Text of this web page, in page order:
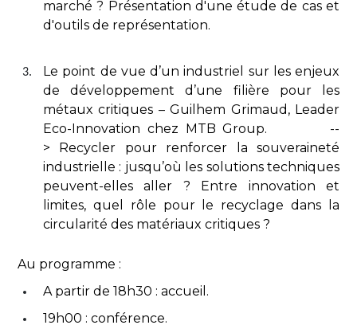
marché ? Présentation d'une étude de cas et
d'outils de représentation.
Le point de vue d’un industriel sur les enjeux
de développement d’une filière pour les
métaux critiques – Guilhem Grimaud, Leader
Eco-Innovation chez MTB Group. --
> Recycler pour renforcer la souveraineté
industrielle : jusqu’où les solutions techniques
peuvent-elles aller ? Entre innovation et
limites, quel rôle pour le recyclage dans la
circularité des matériaux critiques ?
Au programme :
A partir de 18h30 : accueil.
19h00 : conférence.